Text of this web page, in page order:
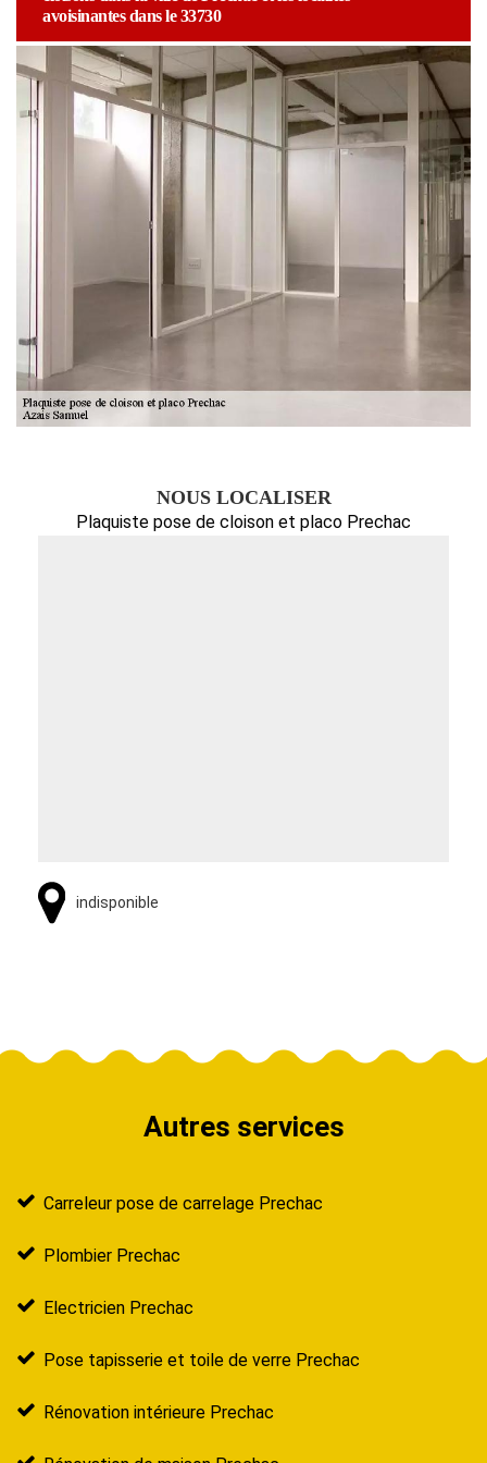
avoisinantes dans le 33730
NOUS LOCALISER
Plaquiste pose de cloison et placo Prechac
indisponible
Autres services
Carreleur pose de carrelage Prechac
Plombier Prechac
Electricien Prechac
Pose tapisserie et toile de verre Prechac
Rénovation intérieure Prechac